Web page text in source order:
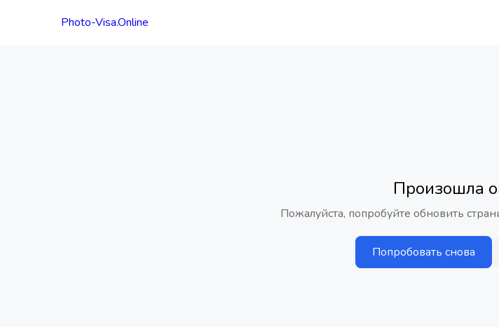
Photo-Visa.Online
Произошла
Пожалуйста, попробуйте обновить
Попробовать снова